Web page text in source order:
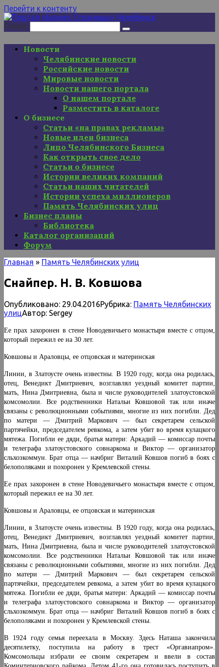
Перейти к контенту
Поиск:
Новости
Челябинские новости
Российские новости
Мировые новости
Новости нашего портала
О нашем портале
Разместить в каталоге
О бизнесе
Статьи «на правах рекламы»
Новые идеи бизнеса
Лицо Челябинского Бизнеса
Как открыть свое дело
Статьи о бизнесе
Истории великих компаний
Статьи наших читателей
Истории успеха миллионеров
Память Челябинских улиц
Бизнес планы
Библиотека
Каталог организаций
Форум
Главная » Память Челябинских улиц
Снайпер. Н. В. Ковшова
Опубликовано: 29.04.2016Рубрика: Память Челябинских
улицАвтор: Sergey
Ее прах захоронен в стене Новодевичьего монастыря вместе с отцом,
который пережил ее на 30 лет.
Ковшовы и Араловцы, ее отцовская и материнская
Линии, в Златоусте очень известны. В 1920 году, когда она родилась,
отец, Венедикт Дмитриевич, возглавлял уездный комитет партии,
мать, Нина Дмитриевна, была и числе руководителей златоустовской
комсомолии. Все родственники Натальи Ковшовой так или иначе
связаны с революционными событиями, многие из них погибли. Дед
по матери — Дмитрий Маркович — был секретарем сельской
партячейки, председателем ревкома, а затем убит во время кулацкого
мятежа. Погибли ее дяди, братья матери: Аркадий — комиссар почты
и телеграфа златоустовского совнаркома и Виктор — организатор
сльхозкоммун. Брат отца — начбриг Виталий Ковшов погиб в боях с
белополяками и похоронен у Кремлевской стены.
Ее прах захоронен в стене Новодевичьего монастыря вместе с отцом,
который пережил ее на 30 лет.
Ковшовы и Араловцы, ее отцовская и материнская
Линии, в Златоусте очень известны. В 1920 году, когда она родилась,
отец, Венедикт Дмитриевич, возглавлял уездный комитет партии,
мать, Нина Дмитриевна, была и числе руководителей златоустовской
комсомолии. Все родственники Натальи Ковшовой так или иначе
связаны с революционными событиями, многие из них погибли. Дед
по матери — Дмитрий Маркович — был секретарем сельской
партячейки, председателем ревкома, а затем убит во время кулацкого
мятежа. Погибли ее дяди, братья матери: Аркадий — комиссар почты
и телеграфа златоустовского совнаркома и Виктор — организатор
сльхозкоммун. Брат отца — начбриг Виталий Ковшов погиб в боях с
белополяками и похоронен у Кремлевской стены.
В 1924 году семья переехала в Москву. Здесь Наташа зaкончила
десятилетку, поступила на работу в трест «Оргавиапром».
Комсомольцы избрали ее своим секрета­рем и ввели в состав